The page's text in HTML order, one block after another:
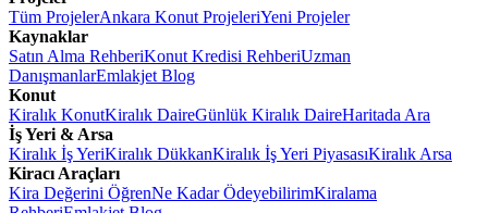
Tüm ProjelerAnkara Konut ProjeleriYeni Projeler
Kaynaklar
Satın Alma RehberiKonut Kredisi RehberiUzman
DanışmanlarEmlakjet Blog
Konut
Kiralık KonutKiralık DaireGünlük Kiralık DaireHaritada Ara
İş Yeri & Arsa
Kiralık İş YeriKiralık DükkanKiralık İş Yeri PiyasasıKiralık Arsa
Kiracı Araçları
Kira Değerini ÖğrenNe Kadar ÖdeyebilirimKiralama